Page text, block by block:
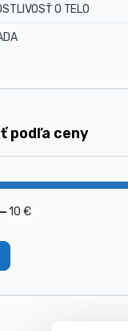
O TELO
podľa ceny
10 €